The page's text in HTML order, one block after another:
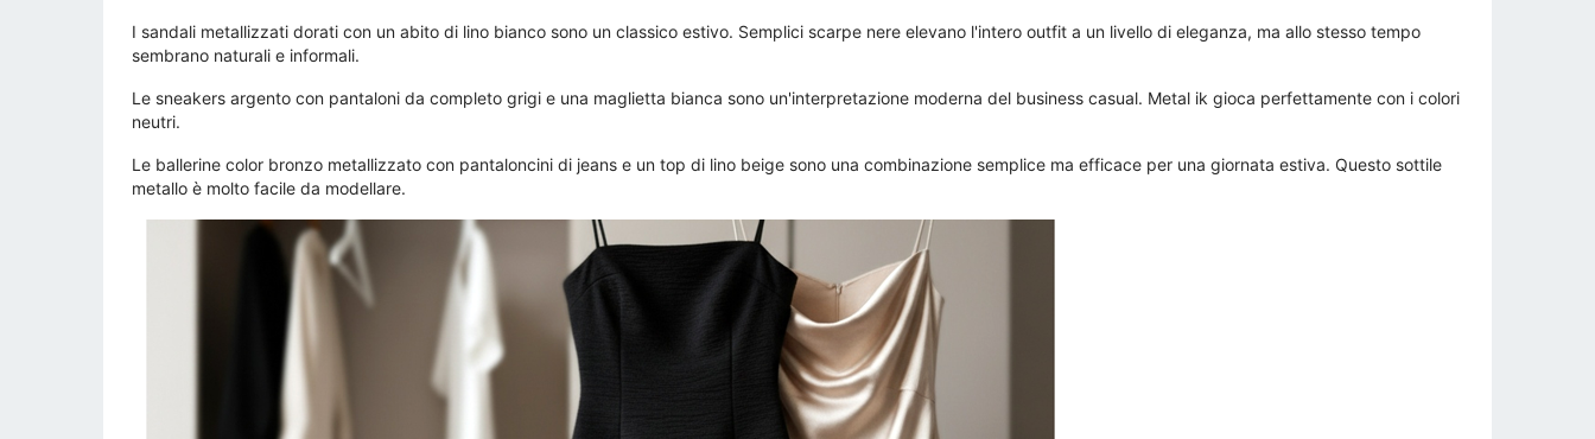
I sandali metallizzati dorati con un abito di lino bianco sono un classico estivo. Semplici scarpe nere elevano l'intero outfit a un livello di eleganza, ma allo stesso tempo
sembrano naturali e informali.
Le sneakers argento con pantaloni da completo grigi e una maglietta bianca sono un'interpretazione moderna del business casual. Metal ik gioca perfettamente con i colori
neutri.
Le ballerine color bronzo metallizzato con pantaloncini di jeans e un top di lino beige sono una combinazione semplice ma efficace per una giornata estiva. Questo sottile
metallo è molto facile da modellare.